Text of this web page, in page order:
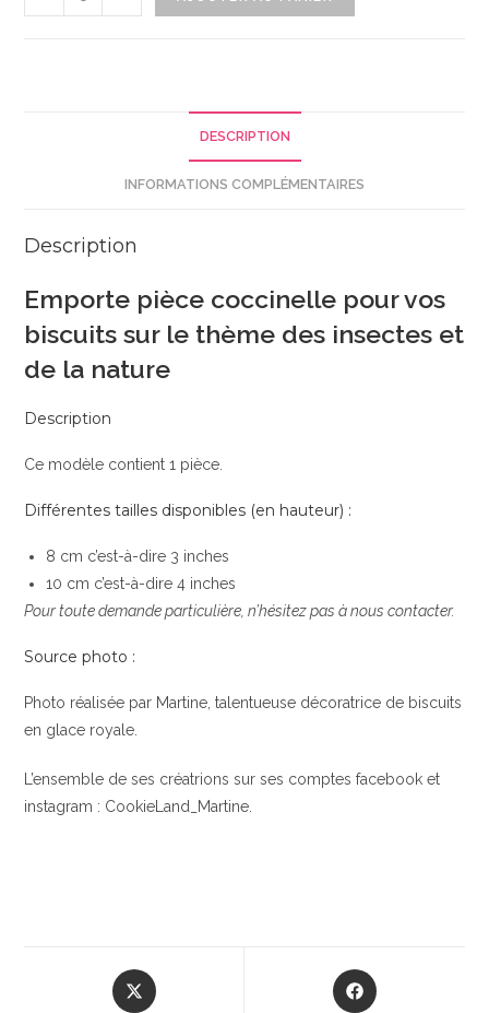
de
DESCRIPTION
INFORMATIONS COMPLÉMENTAIRES
Description
Emporte pièce coccinelle pour vos
biscuits sur le thème des insectes et
de la nature
Description
Ce modèle contient 1 pièce.
Différentes tailles disponibles (en hauteur) :
8 cm c’est-à-dire 3 inches
10 cm c’est-à-dire 4 inches
Pour toute demande particulière, n’hésitez pas à nous contacter.
Source photo :
Photo réalisée par Martine, talentueuse décoratrice de biscuits
en glace royale.
L’ensemble de ses créatrions sur ses comptes facebook et
instagram : CookieLand_Martine.
Opens
in
Opens
in